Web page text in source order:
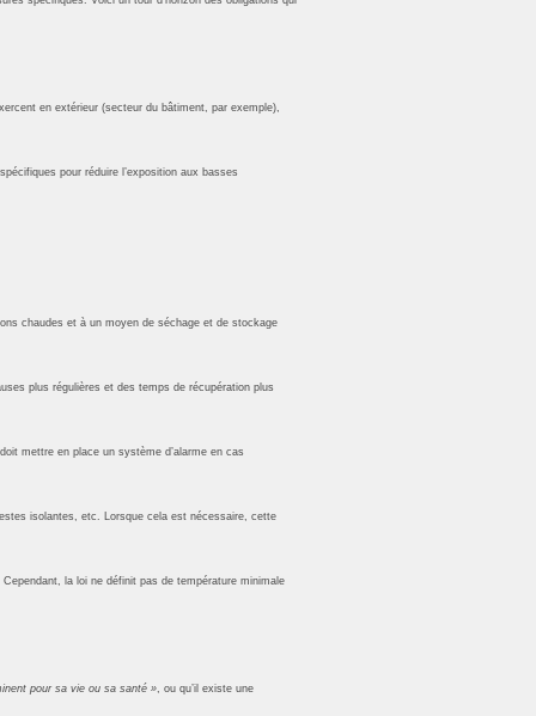
en extérieur (secteur du bâtiment, par exemple),
pour réduire l’exposition aux basses
chaudes et à un moyen de séchage et de stockage
plus régulières et des temps de récupération plus
mettre en place un système d’alarme en cas
isolantes, etc. Lorsque cela est nécessaire, cette
la loi ne définit pas de température minimale
pour sa vie ou sa santé », ou qu’il existe une